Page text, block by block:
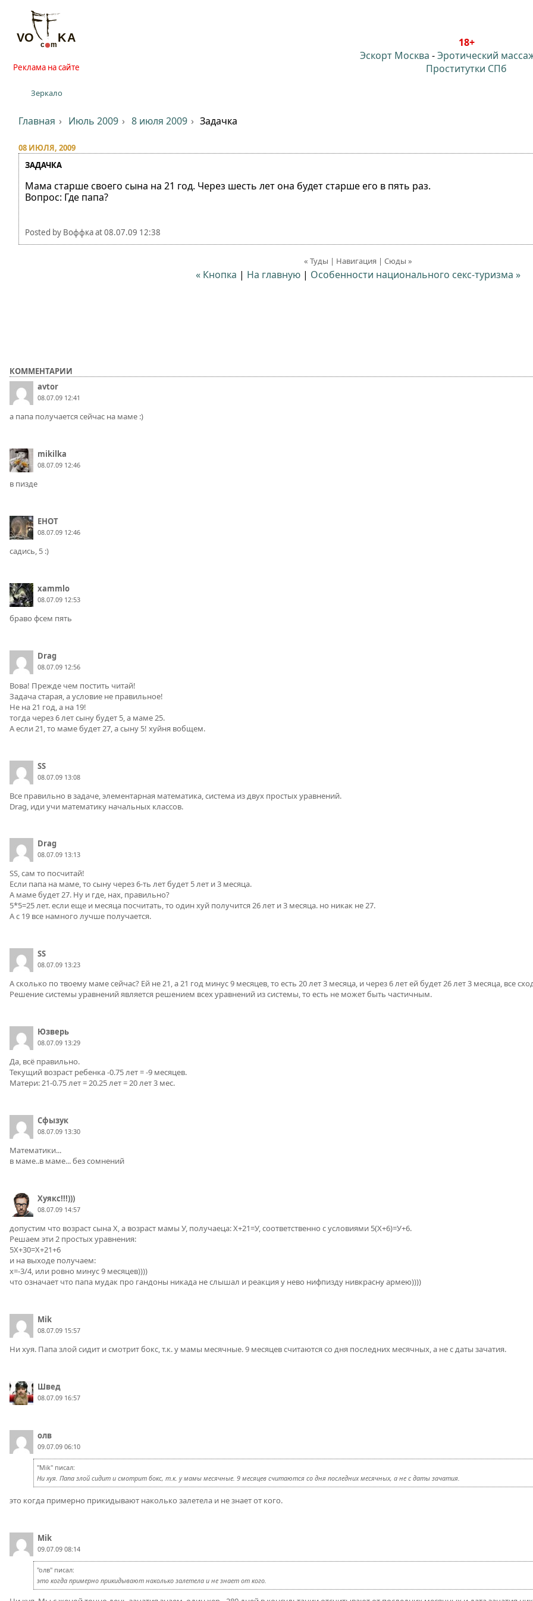
Реклама на сайте
Зеркало
18+
Эскорт Москва -Эротический
Проститутки СПб
Главная Июль 2009 8 июля 2009 Задачка
08 ИЮЛЯ, 2009
ЗАДАЧКА
Мама старше своего сына на 21 год. Через шесть лет она будет старше его в пять раз.
Вопрос: Где папа?
Posted by Воффкаat08.07.09 12:38
« Туды | Навигация | Сюды »
« Кнопка | На главную | Особенности национального секс-туризма »
КОММЕНТАРИИ
avtor
08.07.09 12:41
а папа получается сейчас на маме :)
mikilka
08.07.09 12:46
в пизде
EHOT
08.07.09 12:46
садись, 5 :)
xammlo
08.07.09 12:53
браво фсем пять
Drag
08.07.09 12:56
Вова! Прежде чем постить читай!
Задача старая, а условие не правильное!
Не на 21 год, а на 19!
тогда через 6 лет сыну будет 5, а маме 25.
А если 21, то маме будет 27, а сыну 5! хуйня вобщем.
SS
08.07.09 13:08
Все правильно в задаче, элементарная математика, система из двух простых уравнений.
Drag, иди учи математику начальных классов.
Drag
08.07.09 13:13
SS, cам то посчитай!
Если папа на маме, то сыну через 6-ть лет будет 5 лет и 3 месяца.
А маме будет 27. Ну и где, нах, правильно?
5*5=25 лет. если еще и месяца посчитать, то один хуй получится 26 лет и 3 месяца. но никак не 27.
А с 19 все намного лучше получается.
SS
08.07.09 13:23
А сколько по твоему маме сейчас? Ей не 21, а 21 год минус 9 месяцев, то есть 20 лет 3 месяца, и через 6 лет ей будет 26 лет 3 месяца, все
Решение системы уравнений является решением всех уравнений из системы, то есть не может быть частичным.
Юзверь
08.07.09 13:29
Да, всё правильно.
Текущий возраст ребенка -0.75 лет = -9 месяцев.
Матери: 21-0.75 лет = 20.25 лет = 20 лет 3 мес.
Сфызук
08.07.09 13:30
Математики...
в маме..в маме... без сомнений
Хуякс!!!)))
08.07.09 14:57
допустим что возраст сына Х, а возраст мамы У, получаеца: Х+21=У, соответственно с условиями 5(Х+6)=У+6.
Решаем эти 2 простых уравнения:
5Х+30=Х+21+6
и на выходе получаем:
х=-3/4, или ровно минус 9 месяцев))))
что означает что папа мудак про гандоны никада не слышал и реакция у нево нифпизду нивкрасну армею))))
Mik
08.07.09 15:57
Ни хуя. Папа злой сидит и смотрит бокс, т.к. у мамы месячные. 9 месяцев считаются со дня последних месячных, а не с даты зачатия.
Швед
08.07.09 16:57
олв
09.07.09 06:10
"Mik" писал:
Ни хуя. Папа злой сидит и смотрит бокс, т.к. у мамы месячные. 9 месяцев считаются со дня последних месячных, а не с даты зачатия.
это когда примерно прикидывают наколько залетела и не знает от кого.
Mik
09.07.09 08:14
"олв" писал:
это когда примерно прикидывают наколько залетела и не знает от кого.